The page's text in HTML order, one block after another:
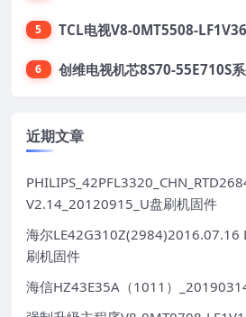
5
6 创维电视机芯8S70-55E710S
近期文章
V2.14_20120915_U盘刷机固件
海尔LE42G310Z(2984)2016.07.16
刷机固件
海信HZ43E35A（1011）